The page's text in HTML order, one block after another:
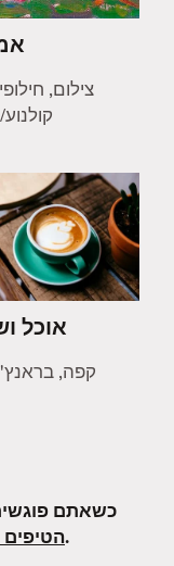
צילום,
אוכל
קפה,
כשאתם
שלנו.